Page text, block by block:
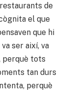
de
el que
que hi
ser així, va
perquè tots
tan durs
perquè